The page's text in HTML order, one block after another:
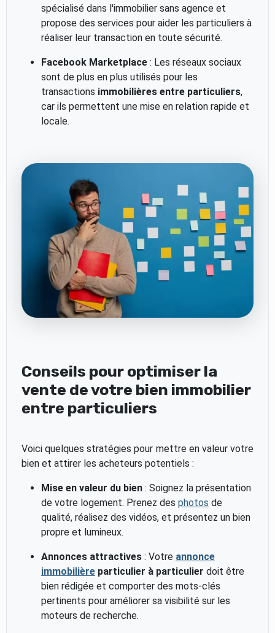
spécialisé dans l'immobilier sans agence et
propose des services pour aider les particuliers à
réaliser leur transaction en toute sécurité.
Facebook Marketplace: Les réseaux sociaux
sont de plus en plus utilisés pour les
transactions immobilières entre particuliers,
car ils permettent une mise en relation rapide et
locale.
Conseils pour optimiser la
vente de votre bien immobilier
entre particuliers
Voici quelques stratégies pour mettre en valeur votre
bien et attirer les acheteurs potentiels :
Mise en valeur du bien: Soignez la présentation
de votre logement. Prenez des photos de
qualité, réalisez des vidéos, et présentez un bien
propre et lumineux.
Annonces attractives: Votre annonce
immobilièreparticulier à particulier doit être
bien rédigée et comporter des mots-clés
pertinents pour améliorer sa visibilité sur les
moteurs de recherche.